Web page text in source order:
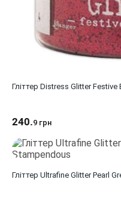
Гліттер Distress Glitter Festive
240.9 грн
Гліттер Ultrafine Glitter Pearl